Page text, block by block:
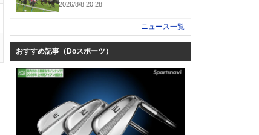
2026/8/8 20:28
ニュース一覧
おすすめ記事（Doスポーツ）